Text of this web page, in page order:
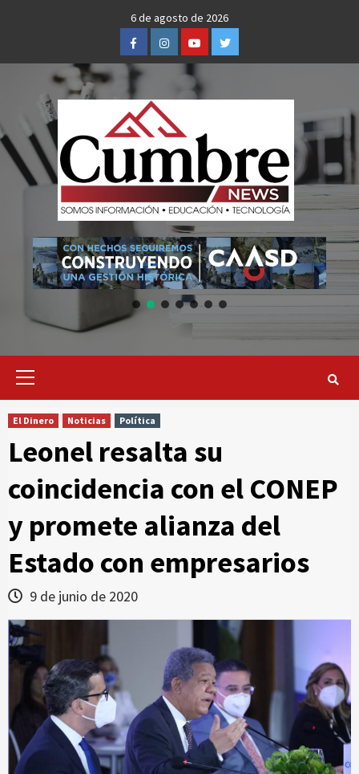
6 de agosto de 2026
FacebookInstagramYoutubeTwitter
Primary
El Dinero Noticias Política
Leonel resalta su
coincidencia con el CONEP
y promete alianza del
Estado con empresarios
9 de junio de 2020